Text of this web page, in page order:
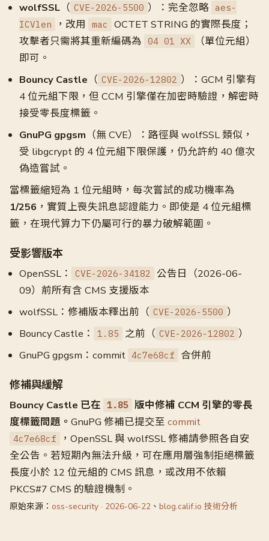
wolfSSL （ CVE-2026-5500 ）：完全忽略 aes-
ICVlen
，改用 mac
OCTET STRING 的實際長度；
攻擊者只需將其重新編碼為 04 01 XX
（單位元組）
即可。
Bouncy Castle （ CVE-2026-12802 ）：GCM 引擎有
4 位元組下限，但 CCM 引擎僅在加密時驗證，解密時
接受零長度標籤。
GnuPG gpgsm （無 CVE）：路徑與 wolfSSL 類似，
受 libgcrypt 的 4 位元組下限保護，仍允許約 40 億次
偽造嘗試。
當標籤縮短為 1 位元組時，每次嘗試的成功機率為
1/256 ，實質上喪失訊息認證能力。即使是 4 位元組標
籤，在現代算力下仍屬可行的暴力破解範圍。
受影響版本
OpenSSL： CVE-2026-34182 公告日（2026-06-
09）前所有含 CMS 支援版本
wolfSSL：修補版本釋出前（ CVE-2026-5500 ）
Bouncy Castle：
1.85 之前（ CVE-2026-12802 ）
GnuPG gpgsm：commit 4c7e68cf 合併前
修補與緩解
Bouncy Castle 已在 1.85 版中修補 CCM 引擎的零長
度標籤問題。 GnuPG 修補已提交至 commit
4c7e68cf
，OpenSSL 與 wolfSSL 修補請參照各自安
全公告。若短期內無法升級，可在應用層強制拒絕標籤
長度小於 12 位元組的 CMS 訊息，或改用不依賴
PKCS#7 CMS 的驗證機制。
原始來源： oss-security · 2026-06-22 、 blog.calif.io 技術分析